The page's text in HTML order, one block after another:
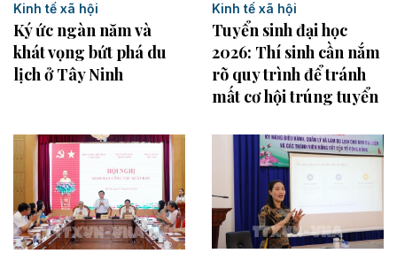
Kinh tế xã hội
Ký ức ngàn năm và
khát vọng bứt phá du
lịch ở Tây Ninh
Kinh tế xã hội
Tuyển sinh đại học
2026: Thí sinh cần nắm
rõ quy trình để tránh
mất cơ hội trúng tuyển